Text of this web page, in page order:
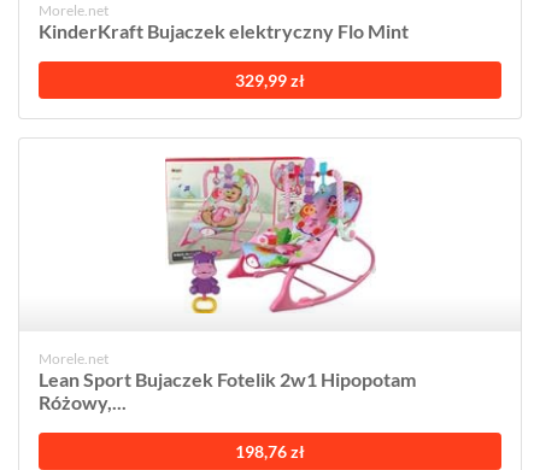
Morele.net
KinderKraft Bujaczek elektryczny Flo Mint
329,99 zł
Morele.net
Lean Sport Bujaczek Fotelik 2w1 Hipopotam
Różowy,...
198,76 zł